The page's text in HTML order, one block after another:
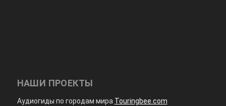
НАШИ ПРОЕКТЫ
Аудиогиды по городам мира Touringbee.com